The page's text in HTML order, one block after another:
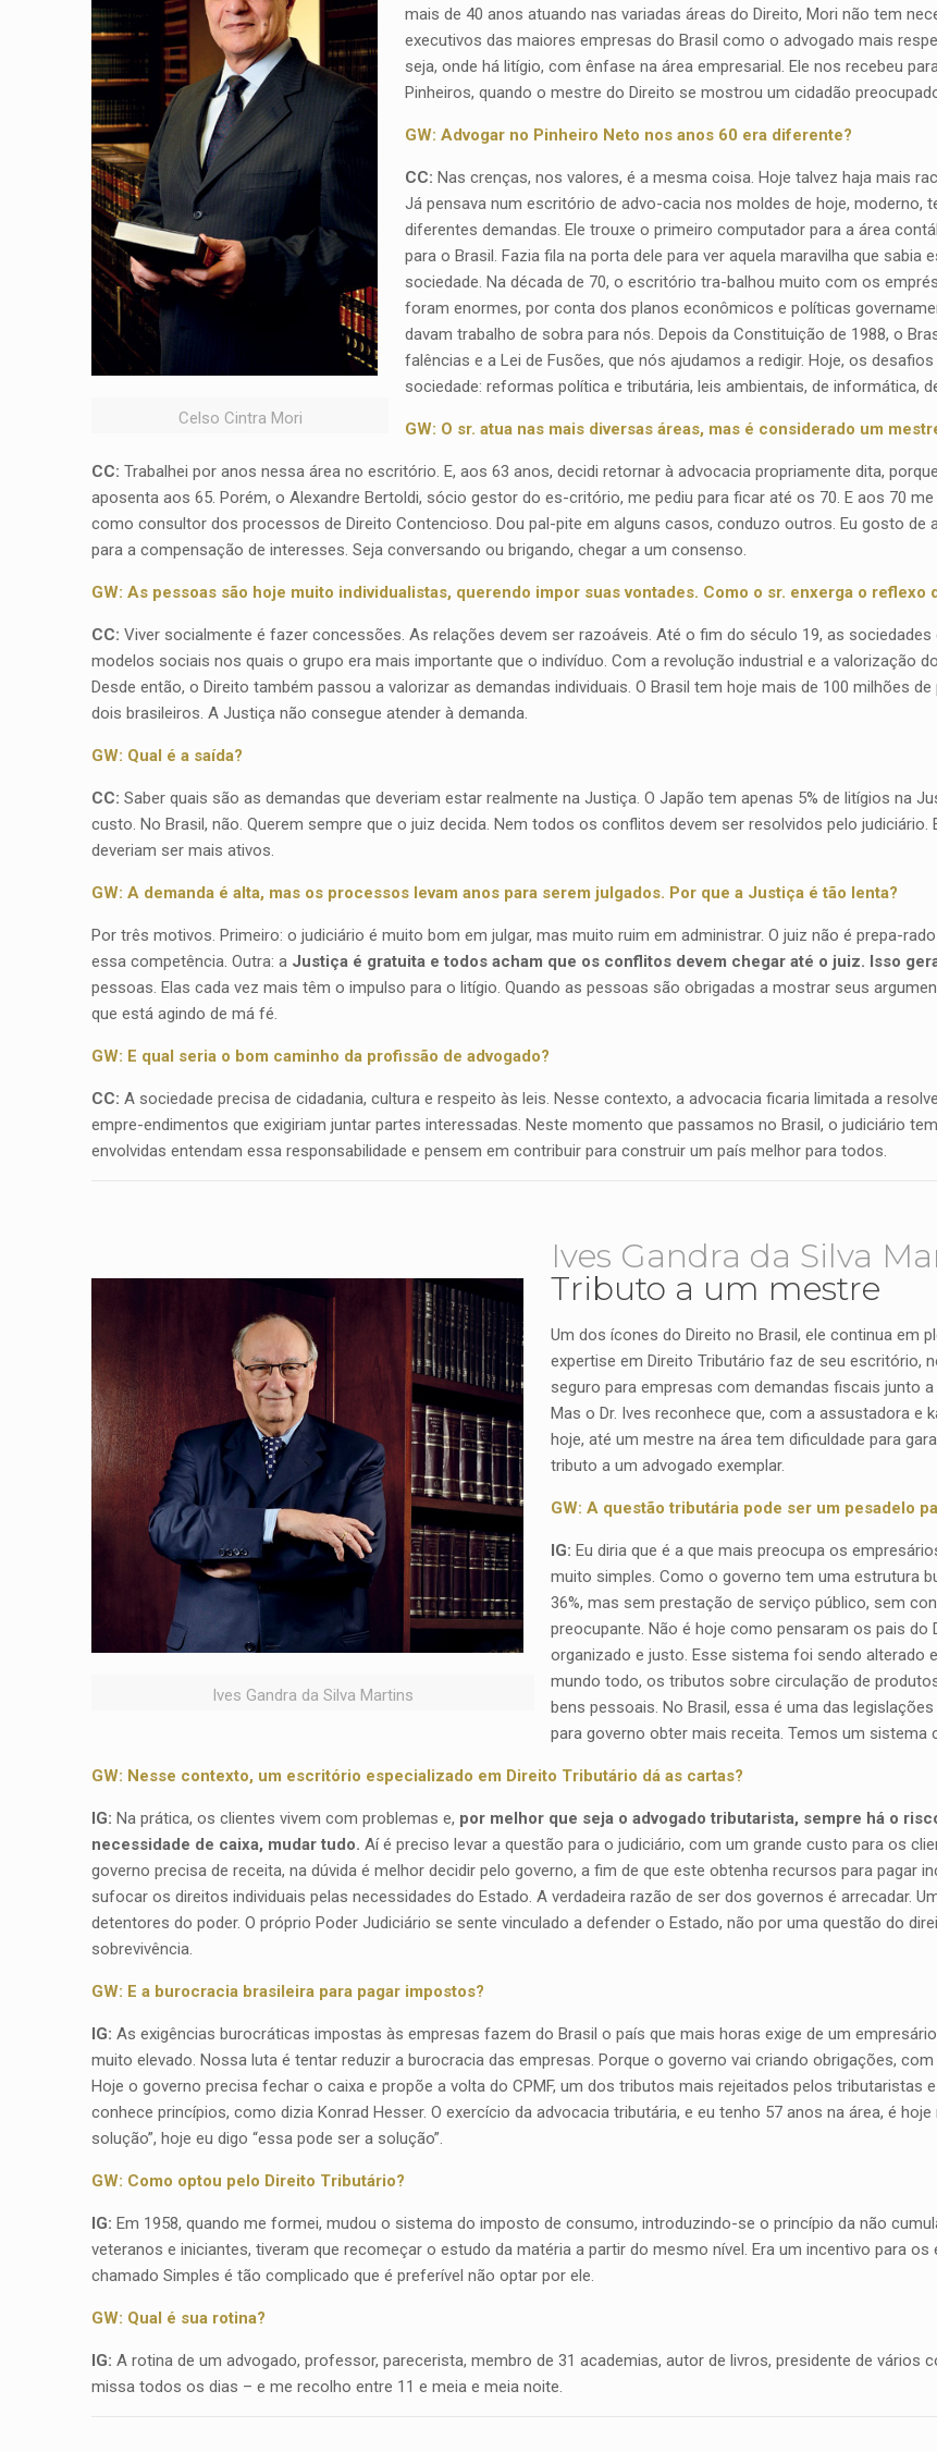
Celso Cintra Mori
mais de 40 anos atuando nas variadas áreas do Direito, Mori não tem
executivos das maiores empresas do Brasil como o advogado mais
seja, onde há litígio, com ênfase na área empresarial. Ele nos recebeu
Pinheiros, quando o mestre do Direito se mostrou um cidadão
GW: Advogar no Pinheiro Neto nos anos 60 era diferente?
CC: Nas crenças, nos valores, é a mesma coisa. Hoje talvez haja mais
Já pensava num escritório de advo-cacia nos moldes de hoje, moderno,
diferentes demandas. Ele trouxe o primeiro computador para a área
para o Brasil. Fazia fila na porta dele para ver aquela maravilha que
sociedade. Na década de 70, o escritório tra-balhou muito com os
foram enormes, por conta dos planos econômicos e políticas
davam trabalho de sobra para nós. Depois da Constituição de 1988, o
falências e a Lei de Fusões, que nós ajudamos a redigir. Hoje, os
sociedade: reformas política e tributária, leis ambientais, de informática,
GW: O sr. atua nas mais diversas áreas, mas é considerado um
CC: Trabalhei por anos nessa área no escritório. E, aos 63 anos, decidi retornar à advocacia propriamente dita,
aposenta aos 65. Porém, o Alexandre Bertoldi, sócio gestor do es-critório, me pediu para ficar até os 70. E aos 70
como consultor dos processos de Direito Contencioso. Dou pal-pite em alguns casos, conduzo outros. Eu gosto de
para a compensação de interesses. Seja conversando ou brigando, chegar a um consenso.
GW: As pessoas são hoje muito individualistas, querendo impor suas vontades. Como o sr. enxerga o reflexo
CC: Viver socialmente é fazer concessões. As relações devem ser razoáveis. Até o fim do século 19, as
modelos sociais nos quais o grupo era mais importante que o indivíduo. Com a revolução industrial e a valorização
Desde então, o Direito também passou a valorizar as demandas individuais. O Brasil tem hoje mais de 100 milhões
dois brasileiros. A Justiça não consegue atender à demanda.
GW: Qual é a saída?
CC: Saber quais são as demandas que deveriam estar realmente na Justiça. O Japão tem apenas 5% de litígios na
custo. No Brasil, não. Querem sempre que o juiz decida. Nem todos os conflitos devem ser resolvidos pelo
deveriam ser mais ativos.
GW: A demanda é alta, mas os processos levam anos para serem julgados. Por que a Justiça é tão lenta?
Por três motivos. Primeiro: o judiciário é muito bom em julgar, mas muito ruim em administrar. O juiz não é prepa-
essa competência. Outra: a Justiça é gratuita e todos acham que os conflitos devem chegar até o juiz. Isso
pessoas. Elas cada vez mais têm o impulso para o litígio. Quando as pessoas são obrigadas a mostrar seus
que está agindo de má fé.
GW: E qual seria o bom caminho da profissão de advogado?
CC: A sociedade precisa de cidadania, cultura e respeito às leis. Nesse contexto, a advocacia ficaria limitada a
empre-endimentos que exigiriam juntar partes interessadas. Neste momento que passamos no Brasil, o judiciário
envolvidas entendam essa responsabilidade e pensem em contribuir para construir um país melhor para todos.
Ives Gandra da Silva Martins
Ives Gandra da Silva
Tributo a um mestre
Um dos ícones do Direito no Brasil, ele continua em
expertise em Direito Tributário faz de seu escritório,
seguro para empresas com demandas fiscais junto
Mas o Dr. Ives reconhece que, com a assustadora e
hoje, até um mestre na área tem dificuldade para
tributo a um advogado exemplar.
GW: A questão tributária pode ser um pesadelo
IG: Eu diria que é a que mais preocupa os
muito simples. Como o governo tem uma estrutura
36%, mas sem prestação de serviço público, sem
preocupante. Não é hoje como pensaram os pais
organizado e justo. Esse sistema foi sendo alterado
mundo todo, os tributos sobre circulação de
bens pessoais. No Brasil, essa é uma das
para governo obter mais receita. Temos um sistema
GW: Nesse contexto, um escritório especializado em Direito Tributário dá as cartas?
IG: Na prática, os clientes vivem com problemas e, por melhor que seja o advogado tributarista, sempre há o
necessidade de caixa, mudar tudo. Aí é preciso levar a questão para o judiciário, com um grande custo para os
governo precisa de receita, na dúvida é melhor decidir pelo governo, a fim de que este obtenha recursos para pagar
sufocar os direitos individuais pelas necessidades do Estado. A verdadeira razão de ser dos governos é arrecadar.
detentores do poder. O próprio Poder Judiciário se sente vinculado a defender o Estado, não por uma questão do
sobrevivência.
GW: E a burocracia brasileira para pagar impostos?
IG: As exigências burocráticas impostas às empresas fazem do Brasil o país que mais horas exige de um
muito elevado. Nossa luta é tentar reduzir a burocracia das empresas. Porque o governo vai criando obrigações,
Hoje o governo precisa fechar o caixa e propõe a volta do CPMF, um dos tributos mais rejeitados pelos tributaristas
conhece princípios, como dizia Konrad Hesser. O exercício da advocacia tributária, e eu tenho 57 anos na área, é
solução”, hoje eu digo “essa pode ser a solução”.
GW: Como optou pelo Direito Tributário?
IG: Em 1958, quando me formei, mudou o sistema do imposto de consumo, introduzindo-se o princípio da não
veteranos e iniciantes, tiveram que recomeçar o estudo da matéria a partir do mesmo nível. Era um incentivo para
chamado Simples é tão complicado que é preferível não optar por ele.
GW: Qual é sua rotina?
IG: A rotina de um advogado, professor, parecerista, membro de 31 academias, autor de livros, presidente de vários
missa todos os dias – e me recolho entre 11 e meia e meia noite.